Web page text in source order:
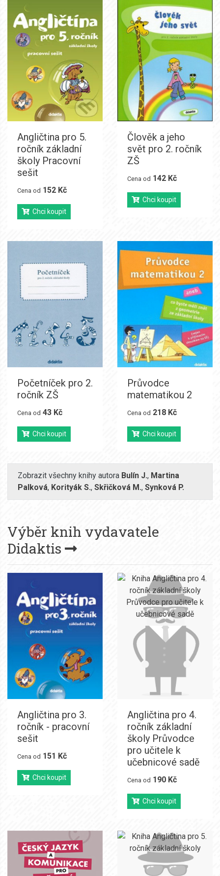
Angličtina pro 5.
ročník základní
školy Pracovní
sešit
Cena od 152 Kč
Chci koupit
Člověk a jeho
svět pro 2. ročník
ZŠ
Cena od 142 Kč
Chci koupit
Početníček pro 2.
ročník ZŠ
Cena od 43 Kč
Chci koupit
Průvodce
matematikou 2
Cena od 218 Kč
Chci koupit
Zobrazit všechny knihy autora Bulín J., Martina
Palková, Korityák S., Skřičková M., Synková P.
Výběr knih vydavatele
Didaktis
Angličtina pro 3.
ročník - pracovní
sešit
Cena od 151 Kč
Chci koupit
Angličtina pro 4.
ročník základní
školy Průvodce
pro učitele k
učebnicové sadě
Cena od 190 Kč
Chci koupit